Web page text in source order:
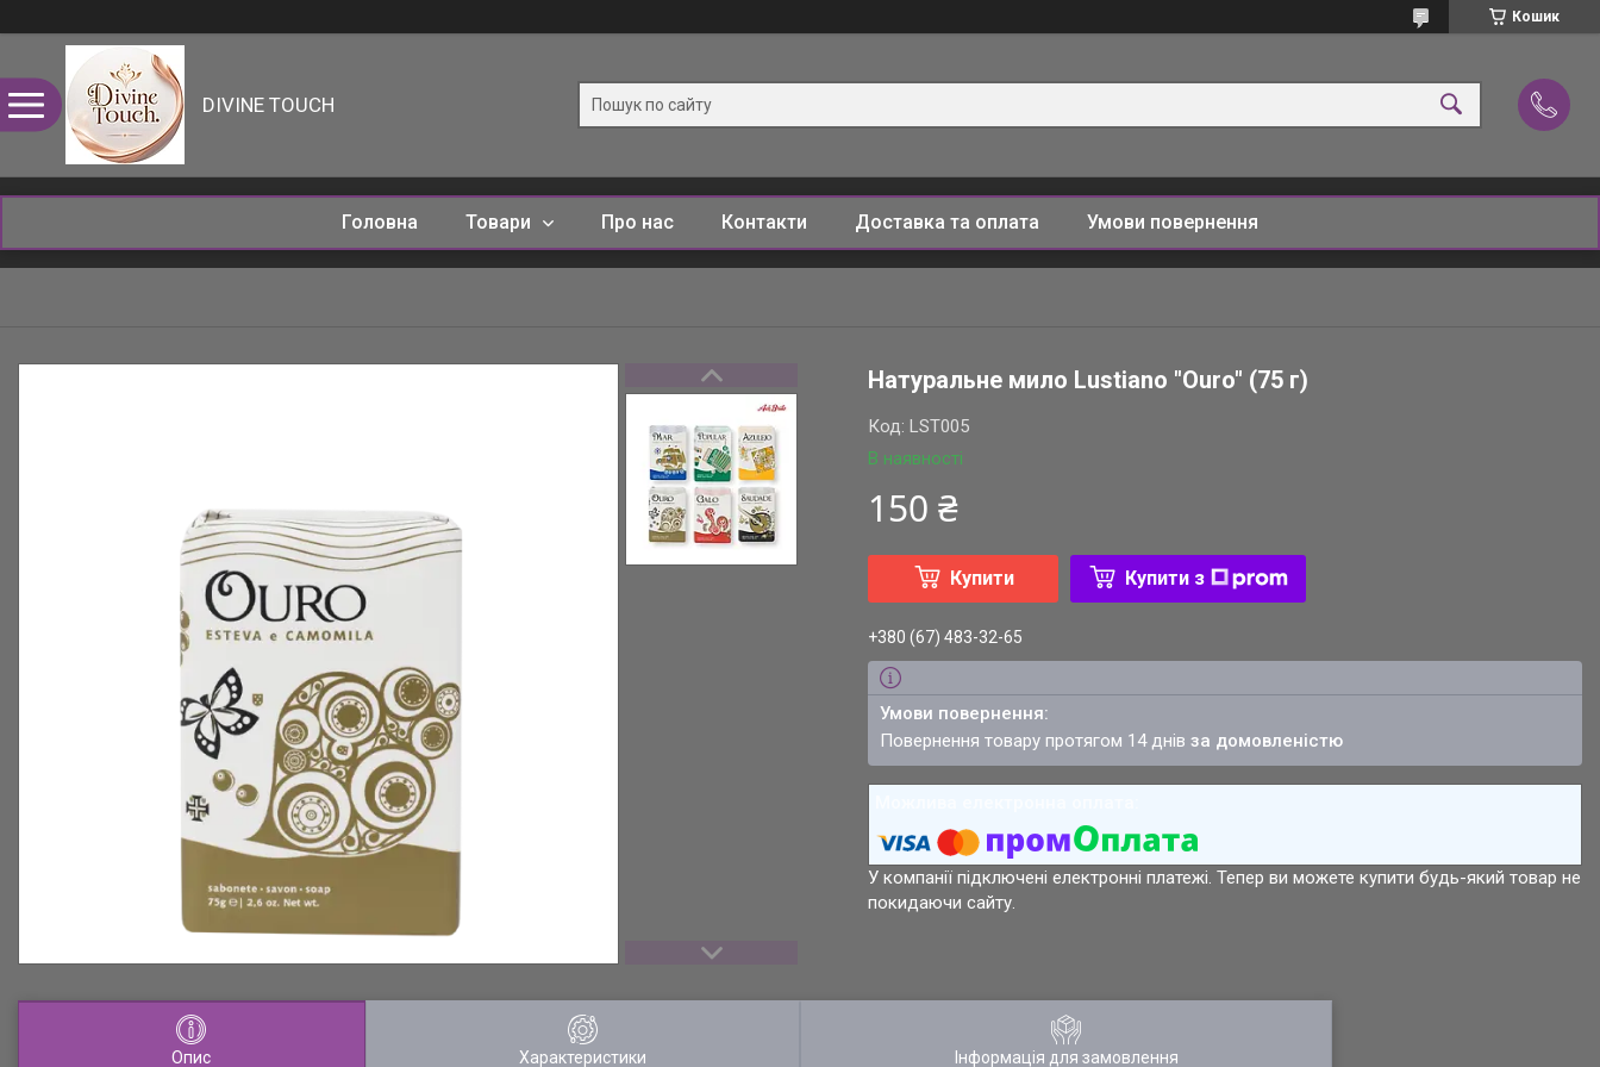
Кошик
DIVINE TOUCH
Головна Товари Про нас Контакти Доставка та оплата Умови повернення
Натуральне мило Lustiano "Ouro" (75 г)
В наявності
Код:LST005
150 ₴
Купити Купити з
+380 (67) 483-32-65
повернення товару протягом 14 днівза домовленістю
У компанії підключені електронні платежі. Тепер ви можете купити будь-який товар не
покидаючи сайту.
Опис Характеристики Інформація для замовлення